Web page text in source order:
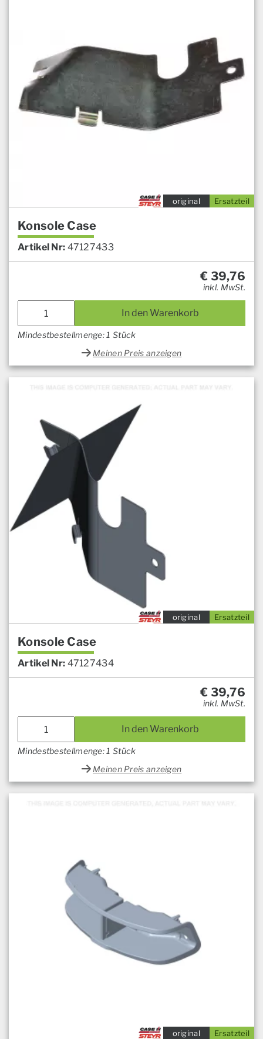
Ersatzteil
original
Konsole Case
Artikel Nr: 47127433
€ 39,76
inkl. MwSt.
In den Warenkorb
Mindestbestellmenge: 1 Stück
Meinen Preis anzeigen
Ersatzteil
original
Konsole Case
Artikel Nr: 47127434
€ 39,76
inkl. MwSt.
In den Warenkorb
Mindestbestellmenge: 1 Stück
Meinen Preis anzeigen
Ersatzteil
original